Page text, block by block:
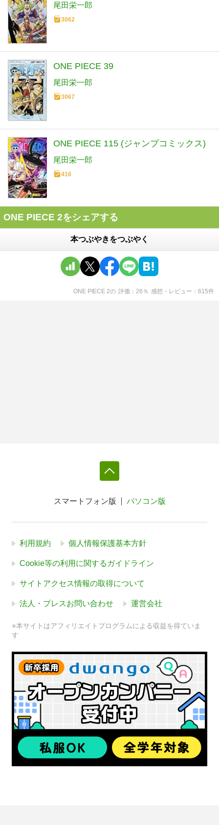
尾田栄一郎
3062
ONE PIECE 39
尾田栄一郎
3067
ONE PIECE 115 (ジャンプコミックス)
尾田栄一郎
416
ONE PIECE 2をシェアする
本つぶやきをつぶやく
ONE PIECE 2の 評価 26 ％ 感想・レビュー 615件
スマートフォン版 パソコン版
利用規約 個人情報保護基本方針
Cookie等の利用に関するガイドライン
サイトアクセス情報の取得について
法人・プレスお問い合わせ 運営会社
※本サイトはアフィリエイトプログラムによる収益を得ていま
す